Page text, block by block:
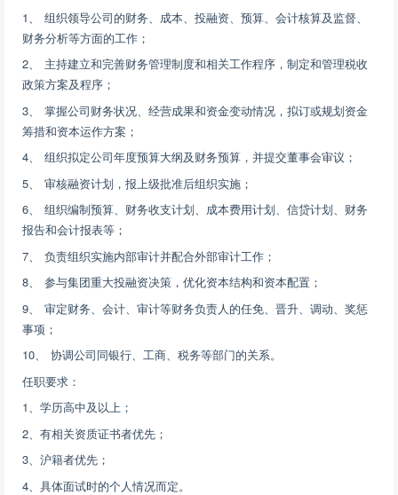
1、 组织领导公司的财务、成本、投融资、预算、会计核算及监督、
财务分析等方面的工作；
2、 主持建立和完善财务管理制度和相关工作程序，制定和管理税收
政策方案及程序；
3、 掌握公司财务状况、经营成果和资金变动情况，拟订或规划资金
筹措和资本运作方案；
4、 组织拟定公司年度预算大纲及财务预算，并提交董事会审议；
5、 审核融资计划，报上级批准后组织实施；
6、 组织编制预算、财务收支计划、成本费用计划、信贷计划、财务
报告和会计报表等；
7、 负责组织实施内部审计并配合外部审计工作；
8、 参与集团重大投融资决策，优化资本结构和资本配置；
9、 审定财务、会计、审计等财务负责人的任免、晋升、调动、奖惩
事项；
10、 协调公司同银行、工商、税务等部门的关系。
任职要求：
1、学历高中及以上；
2、有相关资质证书者优先；
3、沪籍者优先；
4、具体面试时的个人情况而定。